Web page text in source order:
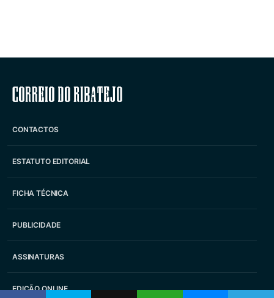
Correio do Ribatejo
CONTACTOS
ESTATUTO EDITORIAL
FICHA TÉCNICA
PUBLICIDADE
ASSINATURAS
EDIÇÃO ONLINE